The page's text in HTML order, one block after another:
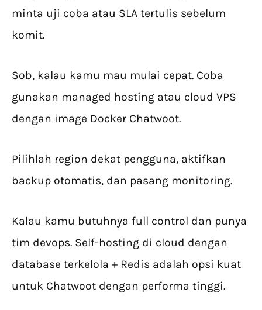
minta uji coba atau SLA tertulis sebelum
komit.
Sob, kalau kamu mau mulai cepat. Coba
gunakan managed hosting atau cloud VPS
dengan image Docker Chatwoot.
Pilihlah region dekat pengguna, aktifkan
backup otomatis, dan pasang monitoring.
Kalau kamu butuhnya full control dan punya
tim devops. Self-hosting di cloud dengan
database terkelola + Redis adalah opsi kuat
untuk Chatwoot dengan performa tinggi.